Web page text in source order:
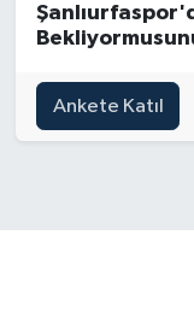
Ankete Katıl
Süper Lig
Tüm